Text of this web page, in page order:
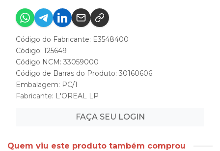
Código do Fabricante: E3548400
Código: 125649
Código NCM: 33059000
Código de Barras do Produto: 30160606
Embalagem: PC/1
Fabricante: L'OREAL LP
FAÇA SEU LOGIN
Quem viu este produto também comprou